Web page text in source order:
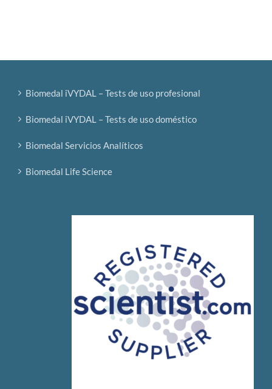
Biomedal iVYDAL – Tests de uso profesional
Biomedal iVYDAL – Tests de uso doméstico
Biomedal Servicios Analíticos
Biomedal Life Science